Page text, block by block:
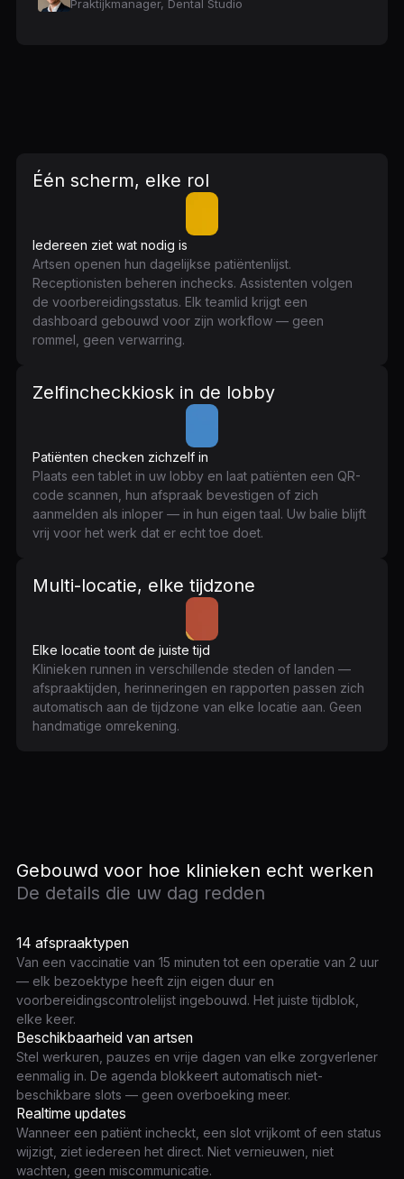
Praktijkmanager, Dental Studio
Één scherm, elke rol
Iedereen ziet wat nodig is
Artsen openen hun dagelijkse patiëntenlijst.
Receptionisten beheren inchecks. Assistenten volgen
de voorbereidingsstatus. Elk teamlid krijgt een
dashboard gebouwd voor zijn workflow — geen
rommel, geen verwarring.
Zelfincheckkiosk in de lobby
Patiënten checken zichzelf in
Plaats een tablet in uw lobby en laat patiënten een QR-
code scannen, hun afspraak bevestigen of zich
aanmelden als inloper — in hun eigen taal. Uw balie blijft
vrij voor het werk dat er echt toe doet.
Multi-locatie, elke tijdzone
Elke locatie toont de juiste tijd
Klinieken runnen in verschillende steden of landen —
afspraaktijden, herinneringen en rapporten passen zich
automatisch aan de tijdzone van elke locatie aan. Geen
handmatige omrekening.
Gebouwd voor hoe klinieken echt werken
De details die uw dag redden
14 afspraaktypen
Van een vaccinatie van 15 minuten tot een operatie van 2 uur
— elk bezoektype heeft zijn eigen duur en
voorbereidingscontrolelijst ingebouwd. Het juiste tijdblok,
elke keer.
Beschikbaarheid van artsen
Stel werkuren, pauzes en vrije dagen van elke zorgverlener
eenmalig in. De agenda blokkeert automatisch niet-
beschikbare slots — geen overboeking meer.
Realtime updates
Wanneer een patiënt incheckt, een slot vrijkomt of een status
wijzigt, ziet iedereen het direct. Niet vernieuwen, niet
wachten, geen miscommunicatie.